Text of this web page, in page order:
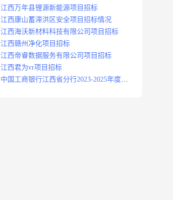
江西万年县锂源新能源项目招标
江西康山蓄滞洪区安全项目招标情况
江西海沃新材料科技有限公司项目招标
江西赣州净化项目招标
江西帝睿数据服务有限公司项目招标
江西君为vr项目招标
中国工商银行江西省分行2023-2025年度补